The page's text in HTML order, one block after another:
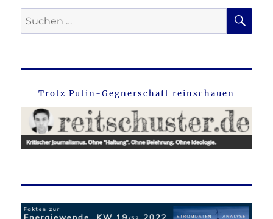
Suche
nach:
Trotz Putin-Gegnerschaft reinschauen